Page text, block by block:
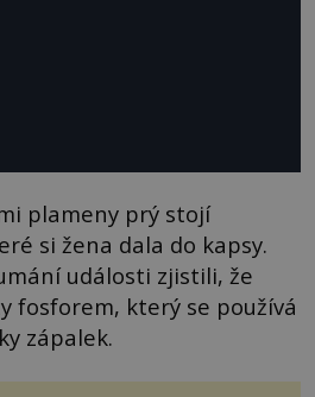
plameny prý stojí
si žena dala do kapsy.
události zjistili, že
fosforem, který se používá
zápalek.